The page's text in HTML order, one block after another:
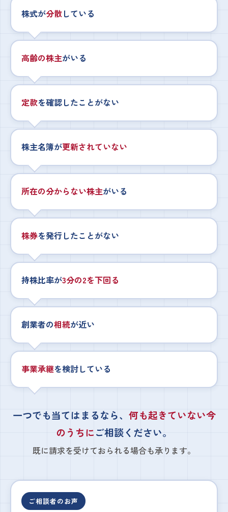
株式が分散している
高齢の株主がいる
定款を確認したことがない
株主名簿が更新されていない
所在の分からない株主がいる
株券を発行したことがない
持株比率が3分の2を下回る
創業者の相続が近い
事業承継を検討している
一つでも当てはまるなら、 何も起きていない今
のうちにご相談ください。
既に請求を受けておられる場合も承ります。
ご相談者のお声